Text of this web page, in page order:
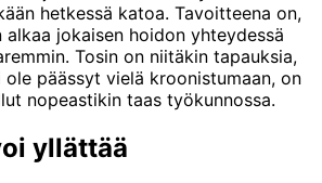
hetkessä katoa. Tavoitteena on,
jokaisen hoidon yhteydessä
Tosin on niitäkin tapauksia,
päässyt vielä kroonistumaan, on
nopeastikin taas työkunnossa.
yllättää